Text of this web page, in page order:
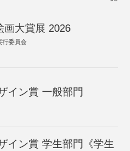
画大賞展 2026
行委員会
イン賞 一般部門
イン賞 学生部門《学生